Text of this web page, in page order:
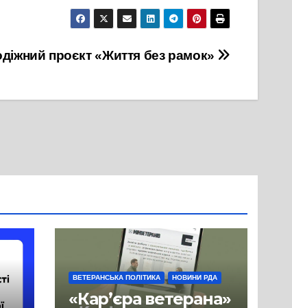
проєкт «Життя без рамок»
ВЕТЕРАНСЬКА ПОЛІТИКА НОВИНИ РДА
«Кар’єра ветерана»